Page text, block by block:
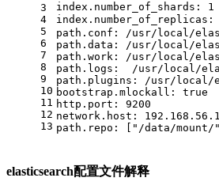
3
4
5
6
7
8
9
10
11
12
13
index.number_of_shards: 1
index.number_of_replicas:
path.conf: /usr/local/
path.data: /usr/local/
path.work: /usr/local/
path.logs:  /usr/local/
path.plugins: /usr/local/
bootstrap.mlockall: true
http.port: 9200
network.host:
path.repo: ["/data/mount/
elasticsearch配置文件解释